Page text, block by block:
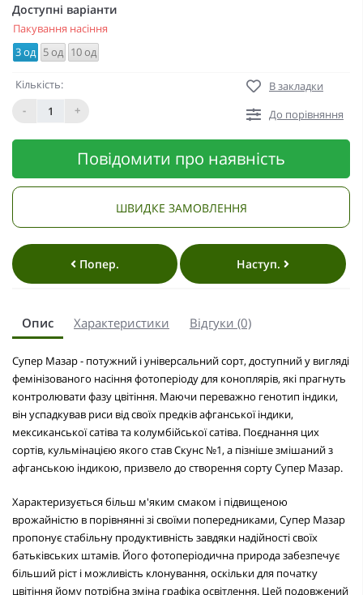
Доступні варіанти
Пакування насіння
3 од 5 од 10 од
Кількість:
-
+
В закладки
До порівняння
Повідомити про наявність
ШВИДКЕ ЗАМОВЛЕННЯ
Попер. Наступ.
Опис Характеристики Відгуки (0)
Супер Мазар - потужний і універсальний сорт, доступний у вигляді
фемінізованого насіння фотоперіоду для коноплярів, які прагнуть
контролювати фазу цвітіння. Маючи переважно генотип індики,
він успадкував риси від своїх предків афганської індики,
мексиканської сатіва та колумбійської сатіва. Поєднання цих
сортів, кульмінацією якого став Скунс №1, а пізніше змішаний з
афганською індикою, призвело до створення сорту Супер Мазар.
Характеризується більш м'яким смаком і підвищеною
врожайністю в порівнянні зі своїми попередниками, Супер Мазар
пропонує стабільну продуктивність завдяки надійності своїх
батьківських штамів. Його фотоперіодична природа забезпечує
більший ріст і можливість клонування, оскільки для початку
цвітіння йому потрібна зміна графіка освітлення. Цей подовжений